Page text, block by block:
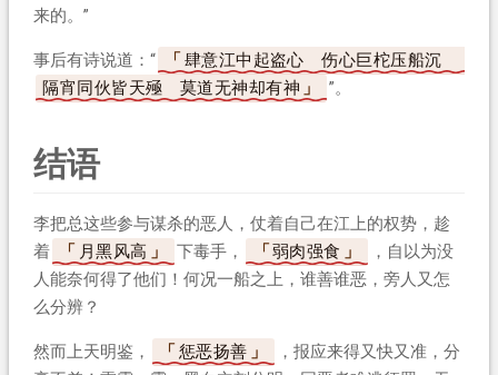
来的。”
事后有诗说道：“
肆意江中起盗心 伤心巨柁压船沉
隔宵同伙皆天殛 莫道无神却有神
”。
结语
李把总这些参与谋杀的恶人，仗着自己在江上的权势，趁
着
月黑风高 下毒手， 弱肉强食
，自以为没
人能奈何得了他们！何况一船之上，谁善谁恶，旁人又怎
么分辨？
然而上天明鉴， 惩恶扬善
，报应来得又快又准，分